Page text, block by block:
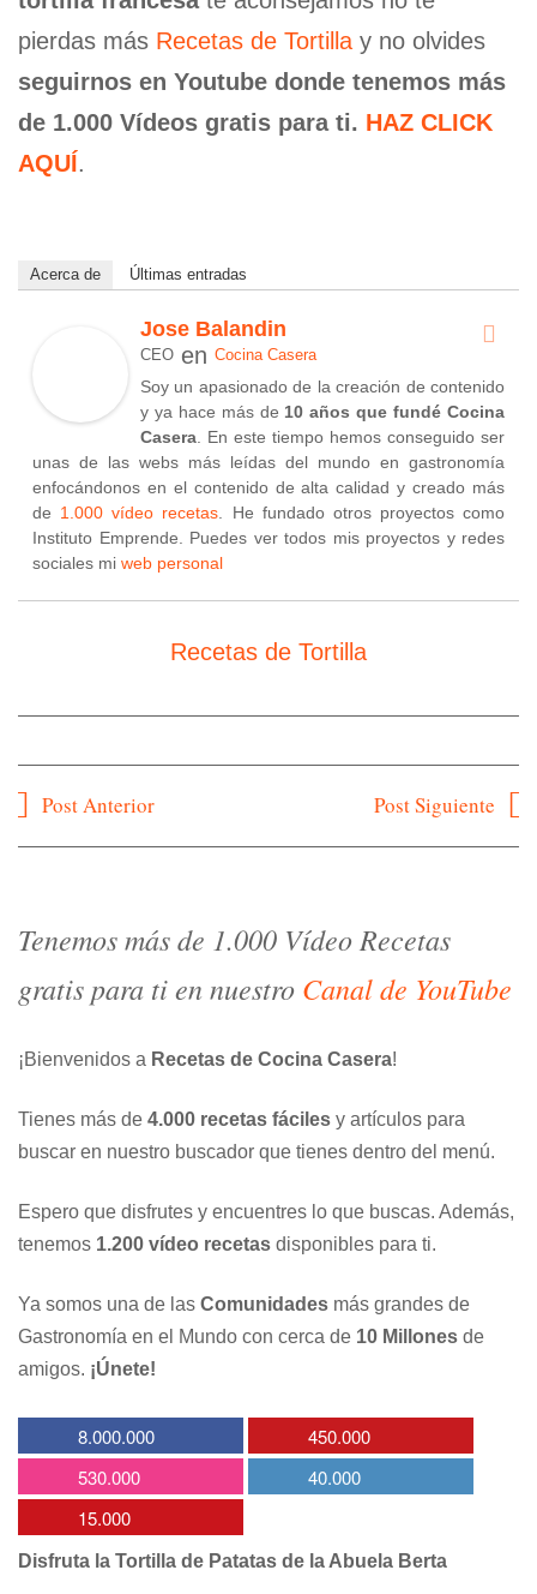
pierdas más Recetas de Tortilla y no olvides
seguirnos en Youtube donde tenemos más
de 1.000 Vídeos gratis para ti. HAZ CLICK
AQUÍ.
Acerca de Últimas entradas
Jose Balandin
CEO en Cocina Casera
Soy un apasionado de la creación de contenido
y ya hace más de 10 años que fundé Cocina
Casera . En este tiempo hemos conseguido ser
unas de las webs más leídas del mundo en gastronomía
enfocándonos en el contenido de alta calidad y creado más
de 1.000 vídeo recetas . He fundado otros proyectos como
Instituto Emprende. Puedes ver todos mis proyectos y redes
sociales mi web personal
Recetas de Tortilla
Navegación
Post Anterior Post Siguiente
Tenemos más de 1.000 Vídeo Recetas
gratis para ti en nuestro Canal de YouTube
¡Bienvenidos a Recetas de Cocina Casera!
Tienes más de 4.000 recetas fáciles y artículos para
buscar en nuestro buscador que tienes dentro del menú.
Espero que disfrutes y encuentres lo que buscas. Además,
tenemos 1.200 vídeo recetas disponibles para ti.
Ya somos una de las Comunidades más grandes de
Gastronomía en el Mundo con cerca de 10 Millones de
amigos. ¡Únete!
8.000.000
450.000
530.000
40.000
15.000
Disfruta la Tortilla de Patatas de la Abuela Berta